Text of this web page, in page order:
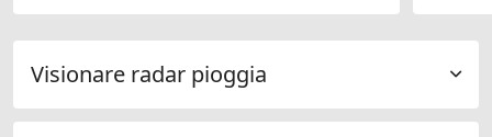
Visionare radar pioggia